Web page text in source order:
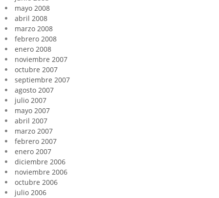
mayo 2008
abril 2008
marzo 2008
febrero 2008
enero 2008
noviembre 2007
octubre 2007
septiembre 2007
agosto 2007
julio 2007
mayo 2007
abril 2007
marzo 2007
febrero 2007
enero 2007
diciembre 2006
noviembre 2006
octubre 2006
julio 2006